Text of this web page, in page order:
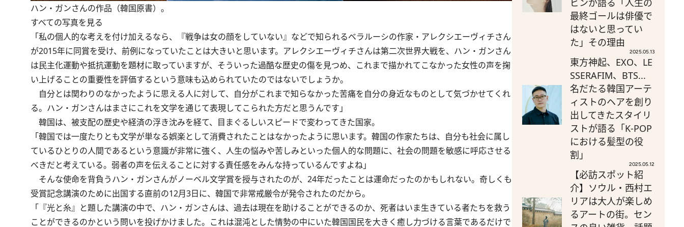
ハン・ガンさんの作品（韓国原書）。
すべての写真を見る
「私の個人的な考えを付け加えるなら、『戦争は女の顔をしていない』などで知られるベラルーシの作家・アレクシエーヴィチさん
が2015年に同賞を受け、前例になっていたことは大きいと思います。アレクシエーヴィチさんは第二次世界大戦を、ハン・ガンさん
は民主化運動や抵抗運動を題材に取っていますが、そういった過酷な歴史の傷を見つめ、これまで描かれてこなかった女性の声を掬
い上げることの重要性を評価するという意味も込められていたのではないでしょうか。
自分とは関わりのなかったように思える人に対して、自分がこれまで知らなかった苦痛を自分の身近なものとして気づかせてくれ
る。ハン・ガンさんはまさにこれを文学を通じて表現してこられた方だと思うんです」
韓国は、被支配の歴史や経済の浮き沈みを経て、目まぐるしいスピードで変わってきた国家。
「韓国では一度たりとも文学が単なる娯楽として消費されたことはなかったように思います。韓国の作家たちは、自分も社会に属し
ているひとりの人間であるという意識が非常に強く、人生の悩みや苦しみといった個人的な問題に、社会の問題を敏感に呼応させる
べきだと考えている。弱者の声を伝えることに対する責任感をみんな持っているんですよね」
そんな使命を背負うハン・ガンさんがノーベル文学賞を授与されたのが、24年だったことは運命だったのかもしれない。奇しくも
受賞記念講演のために出国する直前の12月3日に、韓国で非常戒厳令が発令されたのだから。
「『光と糸』と題した講演の中で、ハン・ガンさんは、過去は現在を助けることができるのか、死者はいま生きている者たちを救う
ことができるのかという問いを投げかけました。これは混沌とした情勢の中にいた韓国国民を大きく癒し力づける言葉であるだけで
ビンが語る「人生の
最終ゴールは俳優で
はないと思ってい
た」その理由
2025.05.13
東方神起、EXO、LE
SSERAFIM、BTS...
名だたる韓国アーテ
ィストのヘアを創り
出してきたスタイリ
ストが語る「K-POP
における髪型の役
割」
2025.05.12
【必訪スポット紹
介】ソウル・西村エ
リアは大人が楽しめ
るアートの街。セン